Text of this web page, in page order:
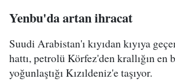
Yenbu'da artan ihracat
Suudi Arabistan'ı kıyıdan kıyıya
hattı, petrolü Körfez'den krallığın
yoğunlaştığı Kızıldeniz'e taşıyor.